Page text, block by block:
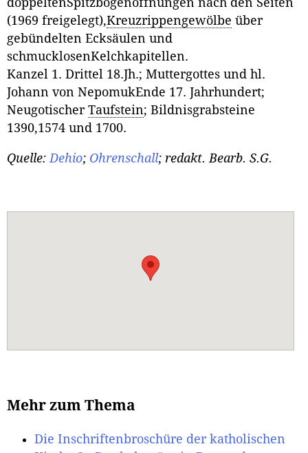
doppeltenSpitzbogenöffnungen nach den Seiten
(1969 freigelegt),Kreuzrippengewölbe über
gebündelten Ecksäulen und
schmucklosenKelchkapitellen.
Kanzel 1. Drittel 18.Jh.; Muttergottes und hl.
Johann von NepomukEnde 17. Jahrhundert;
Neugotischer Taufstein; Bildnisgrabsteine
1390,1574 und 1700.
Quelle:Dehio; Ohrenschall; redakt. Bearb. S.G.
Mehr zum Thema
Die Inschriftenbroschüre der katholischen